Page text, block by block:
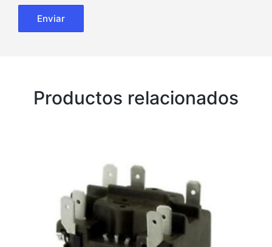
Productos relacionados